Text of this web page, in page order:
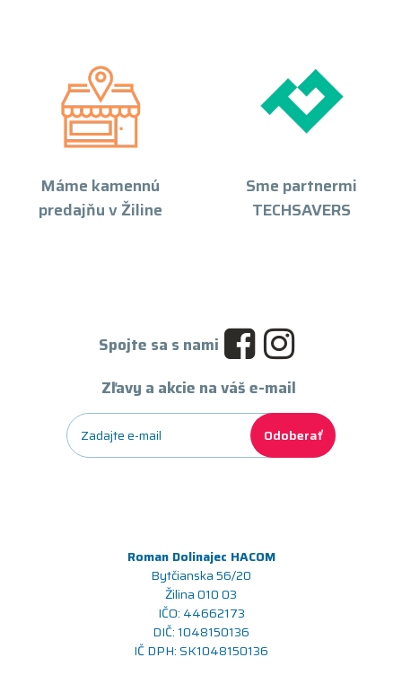
Máme kamennú
predajňu v Žiline
Sme partnermi
TECHSAVERS
Spojte sa s nami
Zľavy a akcie na váš e-mail
Odoberať
Roman Dolinajec HACOM
Bytčianska 56/20
Žilina 010 03
IČO: 44662173
DIČ: 1048150136
IČ DPH: SK1048150136